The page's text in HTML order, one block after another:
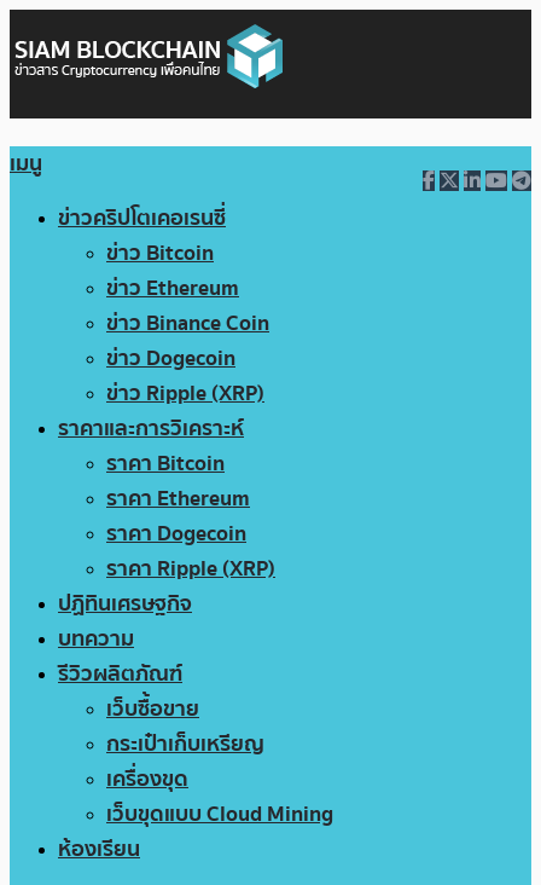
เมนู
ข่าวคริปโตเคอเรนซี่
ข่าว Bitcoin
ข่าว Ethereum
ข่าว Binance Coin
ข่าว Dogecoin
ข่าว Ripple (XRP)
ราคาและการวิเคราะห์
ราคา Bitcoin
ราคา Ethereum
ราคา Dogecoin
ราคา Ripple (XRP)
ปฏิทินเศรษฐกิจ
บทความ
รีวิวผลิตภัณฑ์
เว็บซื้อขาย
กระเป๋าเก็บเหรียญ
เครื่องขุด
เว็บขุดแบบ Cloud Mining
ห้องเรียน